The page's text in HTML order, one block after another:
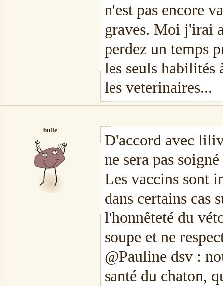
n'est pas encore
graves. Moi j'irai
perdez un temps
les seuls habilités
les veterinaires...
bulle
D'accord avec
ne sera pas
Les vaccins sont
dans certains cas
l'honnêteté du
soupe et ne
@Pauline dsv :
santé du chaton,